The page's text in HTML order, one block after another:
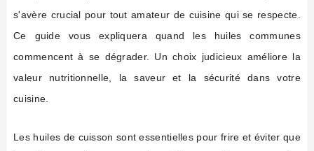
s'avère crucial pour tout amateur de cuisine qui se respecte.
Ce guide vous expliquera quand les huiles communes
commencent à se dégrader. Un choix judicieux améliore la
valeur nutritionnelle, la saveur et la sécurité dans votre
cuisine.
Les huiles de cuisson sont essentielles pour frire et éviter que